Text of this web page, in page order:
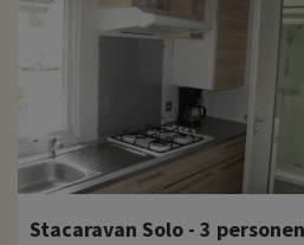
Stacaravan Solo - 3 personen